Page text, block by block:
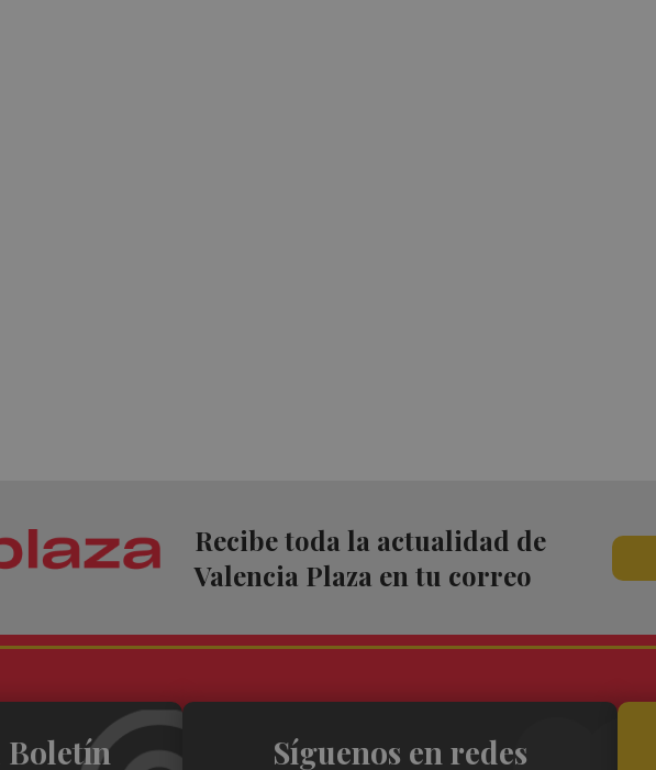
Recibe toda la actualidad de
Valencia Plaza en tu correo
Boletín Síguenos en redes